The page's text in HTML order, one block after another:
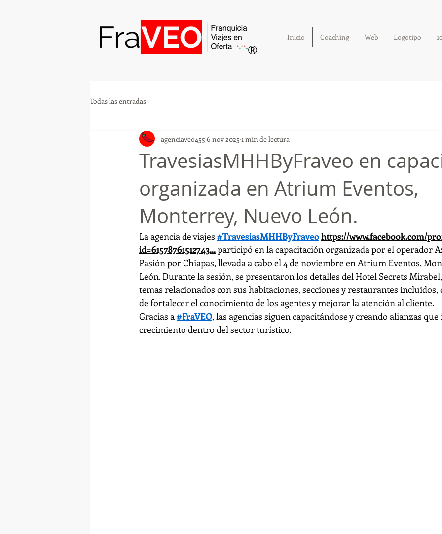
®
Inicio Coaching Web Logotipo
Todas las entradas
TravesiasMHHByFraveo en
organizada en Atrium Eventos,
Monterrey, Nuevo León.
agenciaveo455 6 nov 2025 1 min de lectura
La agencia de viajes #TravesiasMHHByFraveohttps://www.facebook.com/
id=61578761512743... participó en la capacitación organizada por el operador
Pasión por Chiapas, llevada a cabo el 4 de noviembre en Atrium Eventos,
León. Durante la sesión, se presentaron los detalles del Hotel Secrets
temas relacionados con sus habitaciones, secciones y restaurantes incluidos,
de fortalecer el conocimiento de los agentes y mejorar la atención al cliente.
Gracias a #FraVEO, las agencias siguen capacitándose y creando alianzas
crecimiento dentro del sector turístico.